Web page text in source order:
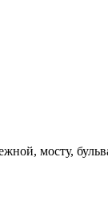
мосту,